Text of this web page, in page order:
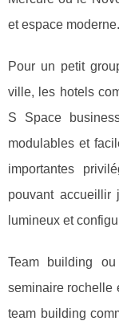
et espace moderne.
Pour un petit
ville, les hotels
S Space
modulables et
importantes
pouvant accueillir
lumineux et
Team building
seminaire rochelle
team building